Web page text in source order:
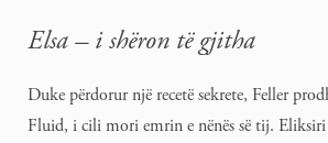
Elsa – i shëron të gjitha
Duke përdorur një recetë sekrete, Feller
Fluid, i cili mori emrin e nënës së tij.